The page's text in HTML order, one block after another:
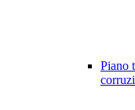
Piano